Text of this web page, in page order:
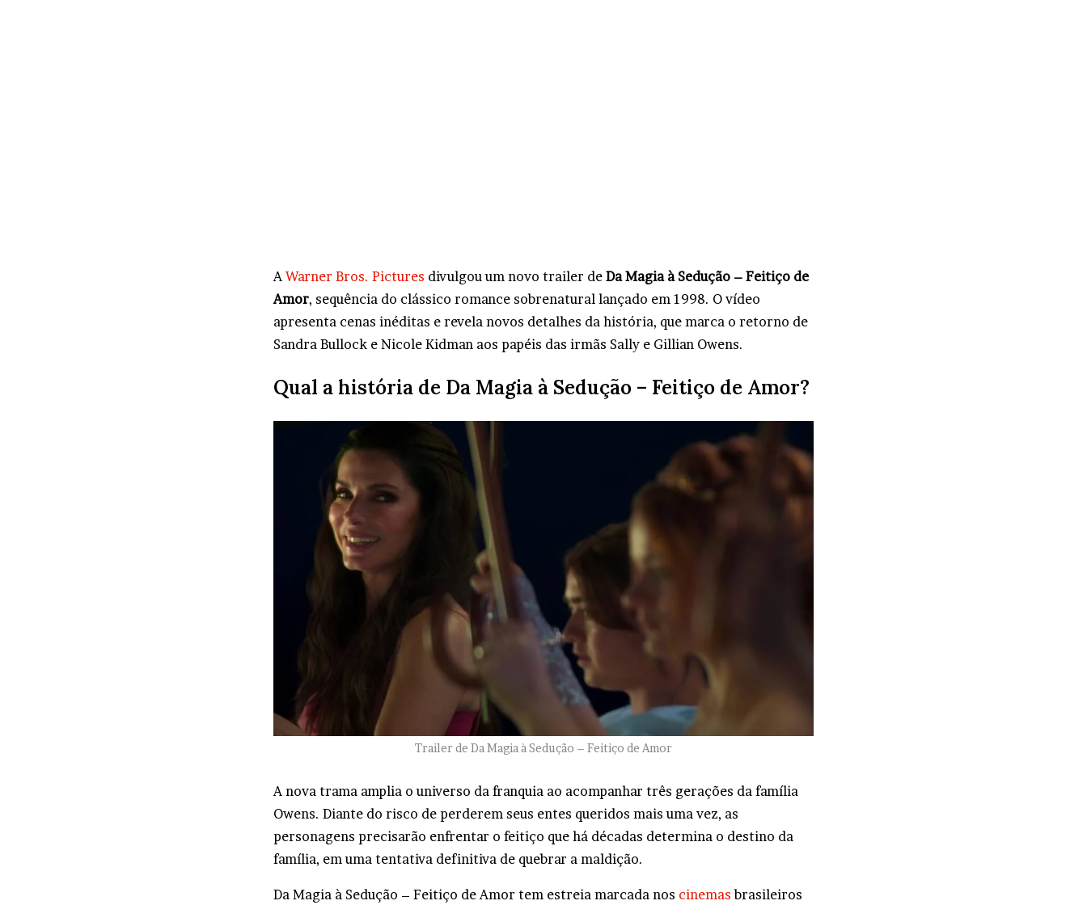
A Warner Bros. Pictures divulgou um novo trailer de Da Magia à Sedução – Feitiço de
Amor, sequência do clássico romance sobrenatural lançado em 1998. O vídeo
apresenta cenas inéditas e revela novos detalhes da história, que marca o retorno de
Sandra Bullock e Nicole Kidman aos papéis das irmãs Sally e Gillian Owens.
Qual a história de Da Magia à Sedução – Feitiço de Amor?
Trailer de Da Magia à Sedução – Feitiço de Amor
A nova trama amplia o universo da franquia ao acompanhar três gerações da família
Owens. Diante do risco de perderem seus entes queridos mais uma vez, as
personagens precisarão enfrentar o feitiço que há décadas determina o destino da
família, em uma tentativa definitiva de quebrar a maldição.
Da Magia à Sedução – Feitiço de Amor tem estreia marcada nos cinemas brasileiros